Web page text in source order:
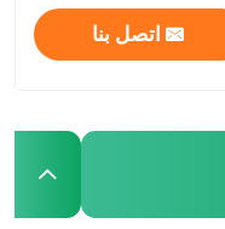
اتصل بنا